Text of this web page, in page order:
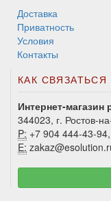
Доставка
Приватность
Условия
Контакты
КАК
Интернет-
344023, г. Ростов-
P: +7 904 444-43-
E: